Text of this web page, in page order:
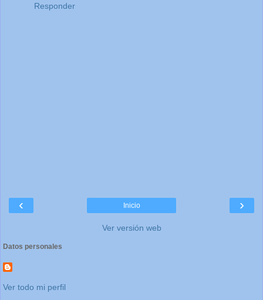
Responder
‹ ›
Inicio
Ver versión web
Datos personales
Ver todo mi perfil